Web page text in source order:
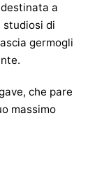
a
studiosi di
germogli
che pare
massimo